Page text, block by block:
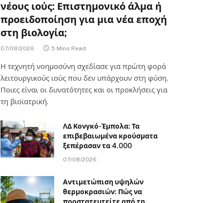
νέους ιούς: Επιστημονικό άλμα ή
προειδοποίηση για μια νέα εποχή
στη βιολογία;
07/08/2026 5 Mins Read
Η τεχνητή νοημοσύνη σχεδίασε για πρώτη φορά
λειτουργικούς ιούς που δεν υπάρχουν στη φύση.
Ποιες είναι οι δυνατότητες και οι προκλήσεις για
τη βιοϊατρική.
ΛΔ Κονγκό-Έμπολα: Τα
επιβεβαιωμένα κρούσματα
ξεπέρασαν τα 4.000
07/08/2026
Αντιμετώπιση υψηλών
θερμοκρασιών: Πώς να